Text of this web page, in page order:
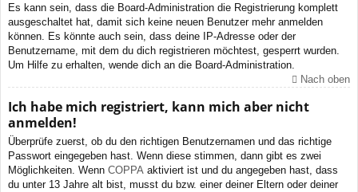
Es kann sein, dass die Board-Administration die Registrierung komplett
ausgeschaltet hat, damit sich keine neuen Benutzer mehr anmelden
können. Es könnte auch sein, dass deine IP-Adresse oder der
Benutzername, mit dem du dich registrieren möchtest, gesperrt wurden.
Um Hilfe zu erhalten, wende dich an die Board-Administration.
Nach oben
Ich habe mich registriert, kann mich aber nicht
anmelden!
Überprüfe zuerst, ob du den richtigen Benutzernamen und das richtige
Passwort eingegeben hast. Wenn diese stimmen, dann gibt es zwei
Möglichkeiten. Wenn COPPA aktiviert ist und du angegeben hast, dass
du unter 13 Jahre alt bist, musst du bzw. einer deiner Eltern oder deiner